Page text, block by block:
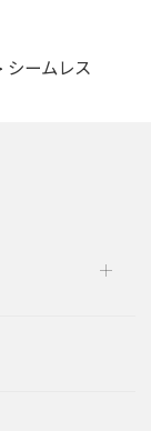
シームレス